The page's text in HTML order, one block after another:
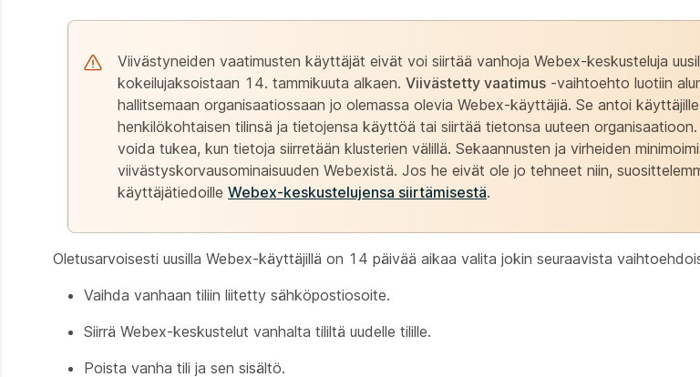
Viivästyneiden vaatimusten käyttäjät eivät voi siirtää vanhoja Webex-keskusteluja
kokeilujaksoistaan 14. tammikuuta alkaen. Viivästetty vaatimus -vaihtoehto luotiin
hallitsemaan organisaatiossaan jo olemassa olevia Webex-käyttäjiä. Se antoi
henkilökohtaisen tilinsä ja tietojensa käyttöä tai siirtää tietonsa uuteen
voida tukea, kun tietoja siirretään klusterien välillä. Sekaannusten ja virheiden
viivästyskorvausominaisuuden Webexistä. Jos he eivät ole jo tehneet niin,
käyttäjätiedoille Webex-keskustelujensa siirtämisestä.
Oletusarvoisesti uusilla Webex-käyttäjillä on 14 päivää aikaa valita jokin seuraavista
Vaihda vanhaan tiliin liitetty sähköpostiosoite.
Siirrä Webex-keskustelut vanhalta tililtä uudelle tilille.
Poista vanha tili ja sen sisältö.